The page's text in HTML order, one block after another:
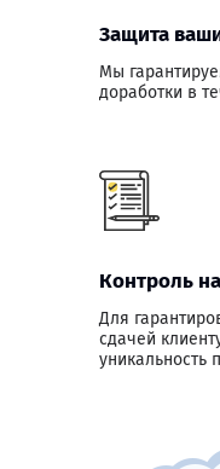
Защита
Мы
доработки в
Контроль
Для
сдачей
уникальность